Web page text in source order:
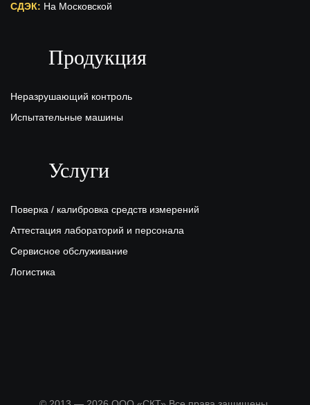
СДЭК: На Московской
Киров
Продукция
Неразрушающий контроль
Испытательные машины
Услуги
Поверка / калибровка средств измерений
Аттестация лабораторий и персонала
Сервисное обслуживание
Логистика